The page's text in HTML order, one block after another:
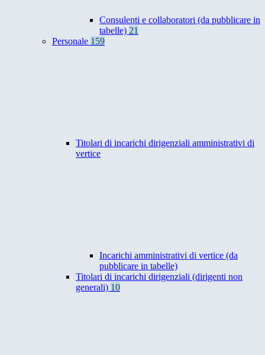
Consulenti e collaboratori (da pubblicare in
tabelle) 21
Personale 159
Titolari di incarichi dirigenziali amministrativi di
vertice
Incarichi amministrativi di vertice (da
pubblicare in tabelle)
Titolari di incarichi dirigenziali (dirigenti non
generali) 10